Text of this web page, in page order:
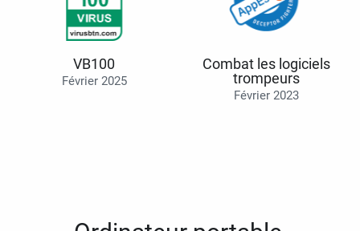
VB100
Février 2025
Combat les logiciels
trompeurs
Février 2023